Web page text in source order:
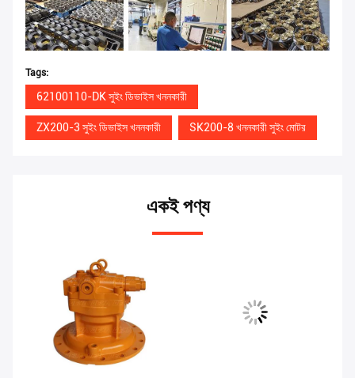
Tags:
62100110-DK সুইং ডিভাইস খননকারী
ZX200-3 সুইং ডিভাইস খননকারী SK200-8 খননকারী সুইং মোটর
একই পণ্য